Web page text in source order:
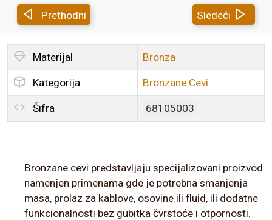
Prethodni Sledeći
Materijal Bronza
Kategorija Bronzane Cevi
Šifra 68105003
Bronzane cevi predstavljaju specijalizovani proizvod
namenjen primenama gde je potrebna smanjenja
masa, prolaz za kablove, osovine ili fluid, ili dodatne
funkcionalnosti bez gubitka čvrstoće i otpornosti.